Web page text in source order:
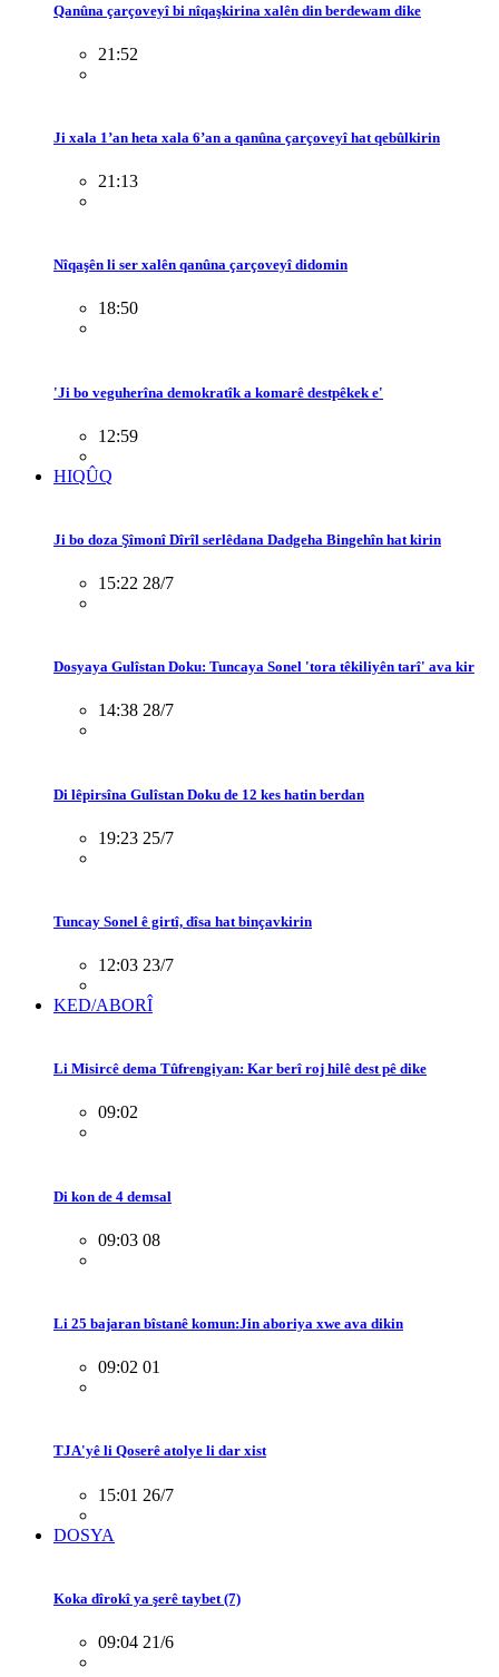
Qanûna çarçoveyî bi nîqaşkirina xalên din berdewam dike
21:52
Ji xala 1’an heta xala 6’an a qanûna çarçoveyî hat qebûlkirin
21:13
Nîqaşên li ser xalên qanûna çarçoveyî didomin
18:50
'Ji bo veguherîna demokratîk a komarê destpêkek e'
12:59
HIQÛQ
Ji bo doza Şîmonî Dîrîl serlêdana Dadgeha Bingehîn hat kirin
15:22 28/7
Dosyaya Gulîstan Doku: Tuncaya Sonel 'tora têkiliyên tarî' ava kir
14:38 28/7
Di lêpirsîna Gulîstan Doku de 12 kes hatin berdan
19:23 25/7
Tuncay Sonel ê girtî, dîsa hat binçavkirin
12:03 23/7
KED/ABORÎ
Li Misircê dema Tûfrengiyan: Kar berî roj hilê dest pê dike
09:02
Di kon de 4 demsal
09:03 08
Li 25 bajaran bîstanê komun:Jin aboriya xwe ava dikin
09:02 01
TJA'yê li Qoserê atolye li dar xist
15:01 26/7
DOSYA
Koka dîrokî ya şerê taybet (7)
09:04 21/6